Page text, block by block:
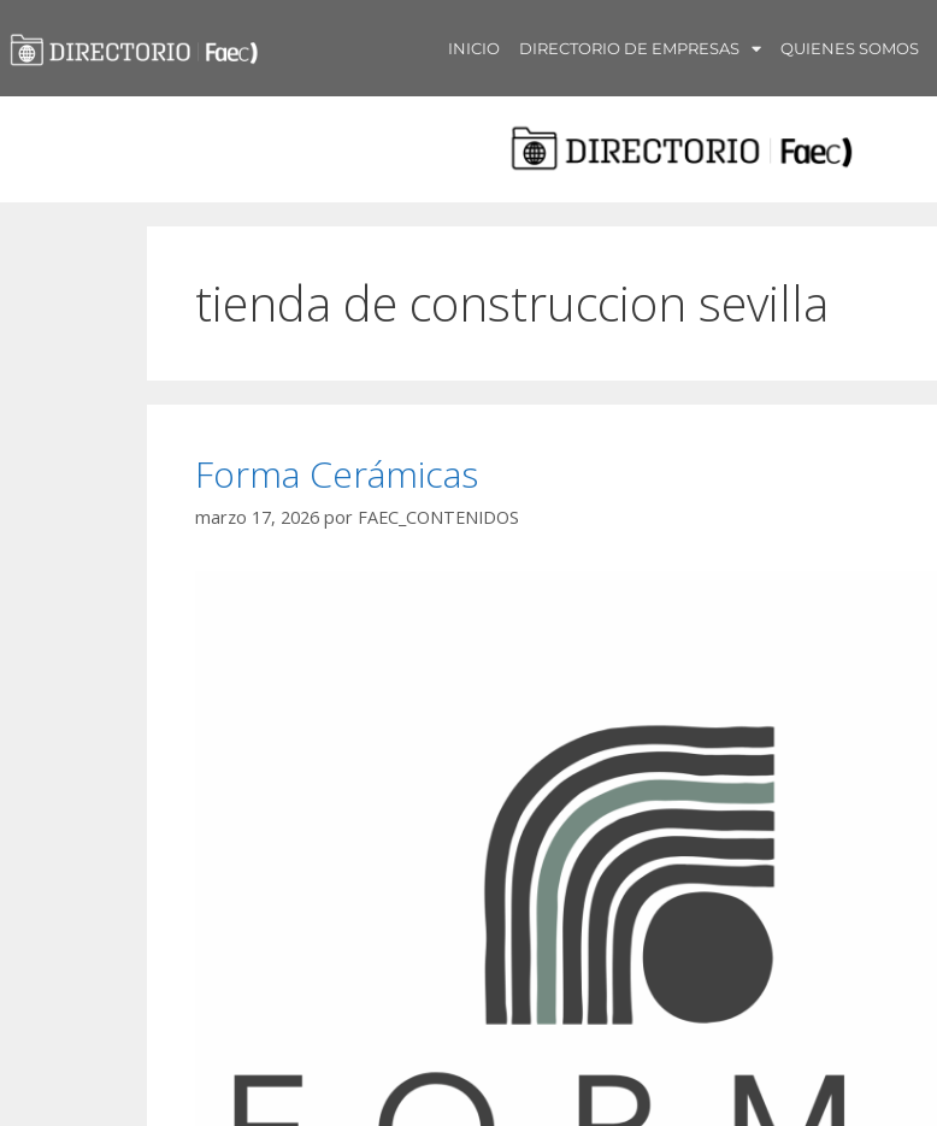
INICIO DIRECTORIO DE EMPRESAS QUIENES SOMOS
tienda de construccion sevilla
Forma Cerámicas
marzo 17, 2026 por FAEC_CONTENIDOS